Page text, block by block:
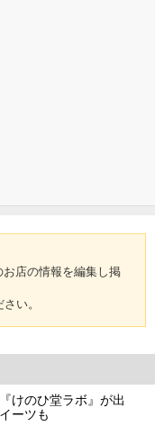
店の情報を編集し掲
い。
けのひ堂ラボ』が出
ーツも